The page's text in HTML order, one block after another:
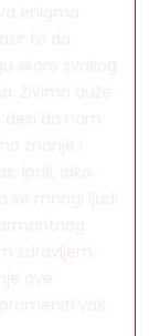
enigma
to da
skoro svakog
Živimo duže
desi da nam
znanje i
Ipak, iako
se mnogi ljudi
zdravljem.
ove
vaš